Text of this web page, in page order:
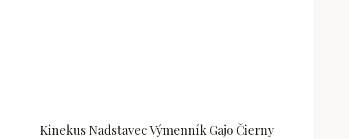
Kinekus Nadstavec Výmenník Gajo Čierny